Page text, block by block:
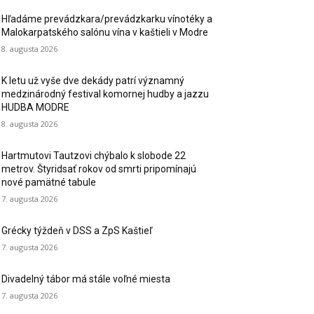
Hľadáme prevádzkara/prevádzkarku vínotéky a
Malokarpatského salónu vína v kaštieli v Modre
8. augusta 2026
K letu už vyše dve dekády patrí významný
medzinárodný festival komornej hudby a jazzu
HUDBA MODRE
8. augusta 2026
Hartmutovi Tautzovi chýbalo k slobode 22
metrov. Štyridsať rokov od smrti pripomínajú
nové pamätné tabule
7. augusta 2026
Grécky týždeň v DSS a ZpS Kaštieľ
7. augusta 2026
Divadelný tábor má stále voľné miesta
7. augusta 2026